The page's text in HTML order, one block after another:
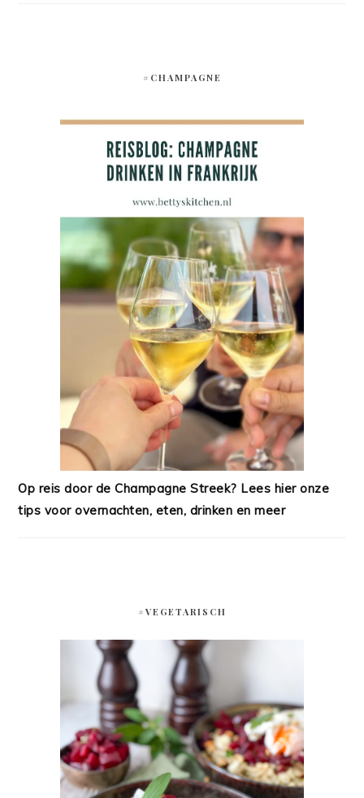
#CHAMPAGNE
Op reis door de Champagne Streek? Lees hier onze
tips voor overnachten, eten, drinken en meer
#VEGETARISCH